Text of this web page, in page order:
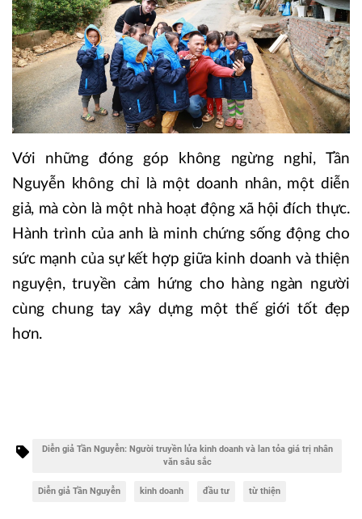
Với những đóng góp không ngừng nghỉ, Tần
Nguyễn không chỉ là một doanh nhân, một diễn
giả, mà còn là một nhà hoạt động xã hội đích thực.
Hành trình của anh là minh chứng sống động cho
sức mạnh của sự kết hợp giữa kinh doanh và thiện
nguyện, truyền cảm hứng cho hàng ngàn người
cùng chung tay xây dựng một thế giới tốt đẹp
hơn.
Diễn giả Tần Nguyễn: Người truyền lửa kinh doanh và lan tỏa giá trị nhân
văn sâu sắc
Diễn giả Tần Nguyễn kinh doanh đầu tư từ thiện